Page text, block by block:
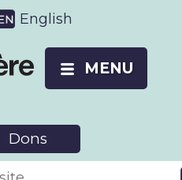
English
MENU
Dons